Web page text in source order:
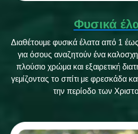
Φυσικά
Διαθέτουμε φυσικά έλατα από 1
για όσους αναζητούν ένα
πλούσιο χρώμα και εξαιρετική
γεμίζοντας το σπίτι με φρεσκάδα
την περίοδο των